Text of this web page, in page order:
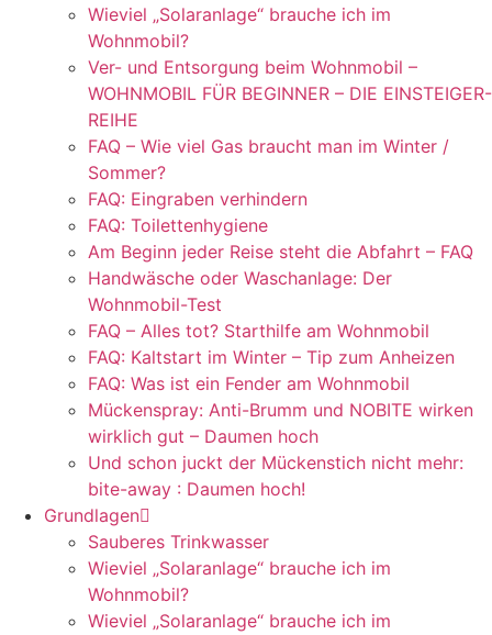
Wieviel „Solaranlage“ brauche ich im
Wohnmobil?
Ver- und Entsorgung beim Wohnmobil –
WOHNMOBIL FÜR BEGINNER – DIE EINSTEIGER-
REIHE
FAQ – Wie viel Gas braucht man im Winter /
Sommer?
FAQ: Eingraben verhindern
FAQ: Toilettenhygiene
Am Beginn jeder Reise steht die Abfahrt – FAQ
Handwäsche oder Waschanlage: Der
Wohnmobil-Test
FAQ – Alles tot? Starthilfe am Wohnmobil
FAQ: Kaltstart im Winter – Tip zum Anheizen
FAQ: Was ist ein Fender am Wohnmobil
Mückenspray: Anti-Brumm und NOBITE wirken
wirklich gut – Daumen hoch
Und schon juckt der Mückenstich nicht mehr:
bite-away : Daumen hoch!
Grundlagen
Sauberes Trinkwasser
Wieviel „Solaranlage“ brauche ich im
Wohnmobil?
Wieviel „Solaranlage“ brauche ich im